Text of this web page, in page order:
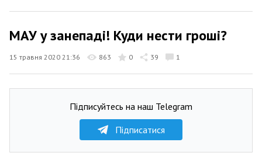
МАУ у занепаді! Куди нести гроші?
15 травня 2020 21:36 863 0 39 1
Підписуйтесь на наш Telegram
Підписатися